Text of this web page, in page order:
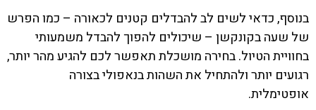
בנוסף, כדאי לשים לב להבדלים קטנים לכאורה – כמו הפרש
של שעה בקונקשן – שיכולים להפוך להבדל משמעותי
בחוויית הטיול. בחירה מושכלת תאפשר לכם להגיע מהר יותר,
רגועים יותר ולהתחיל את השהות בנאפולי בצורה
אופטימלית.